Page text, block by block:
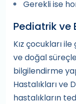
Gerekli ise
Pediatrik ve
Kız çocukları
ve doğal
bilgilendirme
Hastalıkları ve
hastalıkların